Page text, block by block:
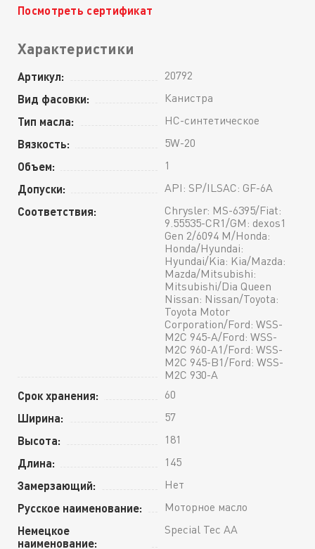
Посмотреть сертификат
Характеристики
Артикул: 20792
Вид фасовки: Канистра
Тип масла: HC-синтетическое
Вязкость: 5W-20
Объем: 1
Допуски: API: SP/ILSAC: GF-6A
Соответствия:
Chrysler: MS-6395/Fiat:
9.55535-CR1/GM: dexos1
Gen 2/6094 M/Honda:
Honda/Hyundai:
Hyundai/Kia: Kia/Mazda:
Mazda/Mitsubishi:
Mitsubishi/Dia Queen
Nissan: Nissan/Toyota:
Toyota Motor
Corporation/Ford: WSS-
M2C 945-A/Ford: WSS-
M2C 960-A1/Ford: WSS-
M2C 945-B1/Ford: WSS-
M2C 930-A
Срок хранения: 60
Ширина: 57
Высота: 181
Длина: 145
Замерзающий: Нет
Русское наименование: Моторное масло
Немецкое
наименование:
Special Tec AA